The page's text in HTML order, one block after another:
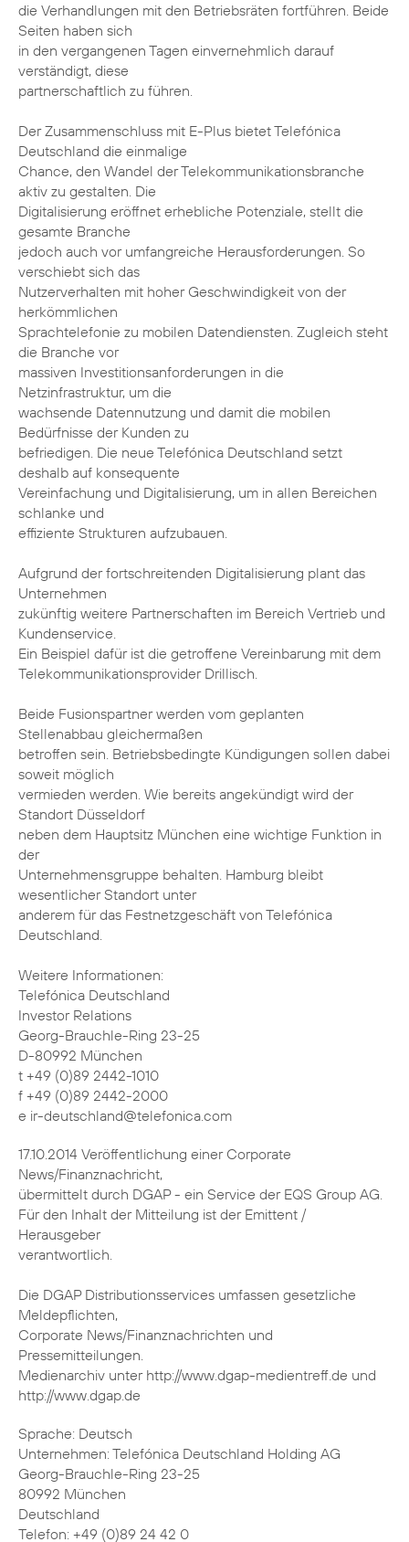
die Verhandlungen mit den Betriebsräten fortführen. Beide
Seiten haben sich
in den vergangenen Tagen einvernehmlich darauf
verständigt, diese
partnerschaftlich zu führen.
Der Zusammenschluss mit E-Plus bietet Telefónica
Deutschland die einmalige
Chance, den Wandel der Telekommunikationsbranche
aktiv zu gestalten. Die
Digitalisierung eröffnet erhebliche Potenziale, stellt die
gesamte Branche
jedoch auch vor umfangreiche Herausforderungen. So
verschiebt sich das
Nutzerverhalten mit hoher Geschwindigkeit von der
herkömmlichen
Sprachtelefonie zu mobilen Datendiensten. Zugleich steht
die Branche vor
massiven Investitionsanforderungen in die
Netzinfrastruktur, um die
wachsende Datennutzung und damit die mobilen
Bedürfnisse der Kunden zu
befriedigen. Die neue Telefónica Deutschland setzt
deshalb auf konsequente
Vereinfachung und Digitalisierung, um in allen Bereichen
schlanke und
effiziente Strukturen aufzubauen.
Aufgrund der fortschreitenden Digitalisierung plant das
Unternehmen
zukünftig weitere Partnerschaften im Bereich Vertrieb und
Kundenservice.
Ein Beispiel dafür ist die getroffene Vereinbarung mit dem
Telekommunikationsprovider Drillisch.
Beide Fusionspartner werden vom geplanten
Stellenabbau gleichermaßen
betroffen sein. Betriebsbedingte Kündigungen sollen dabei
soweit möglich
vermieden werden. Wie bereits angekündigt wird der
Standort Düsseldorf
neben dem Hauptsitz München eine wichtige Funktion in
der
Unternehmensgruppe behalten. Hamburg bleibt
wesentlicher Standort unter
anderem für das Festnetzgeschäft von Telefónica
Deutschland.
Weitere Informationen:
Telefónica Deutschland
Investor Relations
Georg-Brauchle-Ring 23-25
D-80992 München
t +49 (0)89 2442-1010
f +49 (0)89 2442-2000
e ir-deutschland@telefonica.com
17.10.2014 Veröffentlichung einer Corporate
News/Finanznachricht,
übermittelt durch DGAP - ein Service der EQS Group AG.
Für den Inhalt der Mitteilung ist der Emittent /
Herausgeber
verantwortlich.
Die DGAP Distributionsservices umfassen gesetzliche
Meldepflichten,
Corporate News/Finanznachrichten und
Pressemitteilungen.
Medienarchiv unter http://www.dgap-medientreff.de und
http://www.dgap.de
Sprache: Deutsch
Unternehmen: Telefónica Deutschland Holding AG
Georg-Brauchle-Ring 23-25
80992 München
Deutschland
Telefon: +49 (0)89 24 42 0